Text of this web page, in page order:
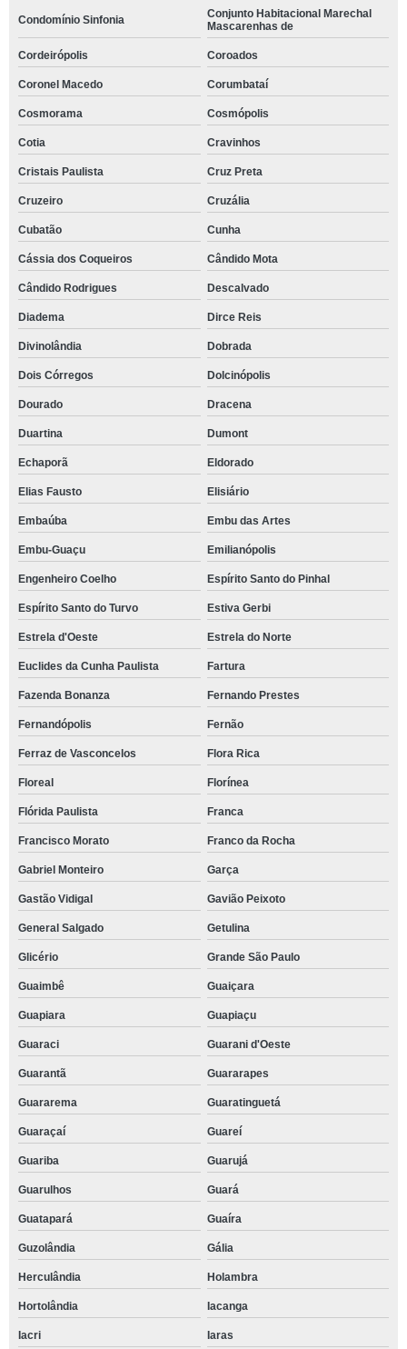
Condomínio Sinfonia
Conjunto Habitacional Marechal
Mascarenhas de
Cordeirópolis Coroados
Coronel Macedo Corumbataí
Cosmorama Cosmópolis
Cotia Cravinhos
Cristais Paulista Cruz Preta
Cruzeiro Cruzália
Cubatão Cunha
Cássia dos Coqueiros Cândido Mota
Cândido Rodrigues Descalvado
Diadema Dirce Reis
Divinolândia Dobrada
Dois Córregos Dolcinópolis
Dourado Dracena
Duartina Dumont
Echaporã Eldorado
Elias Fausto Elisiário
Embaúba Embu das Artes
Embu-Guaçu Emilianópolis
Engenheiro Coelho Espírito Santo do Pinhal
Espírito Santo do Turvo Estiva Gerbi
Estrela d'Oeste Estrela do Norte
Euclides da Cunha Paulista Fartura
Fazenda Bonanza Fernando Prestes
Fernandópolis Fernão
Ferraz de Vasconcelos Flora Rica
Floreal Florínea
Flórida Paulista Franca
Francisco Morato Franco da Rocha
Gabriel Monteiro Garça
Gastão Vidigal Gavião Peixoto
General Salgado Getulina
Glicério Grande São Paulo
Guaimbê Guaiçara
Guapiara Guapiaçu
Guaraci Guarani d'Oeste
Guarantã Guararapes
Guararema Guaratinguetá
Guaraçaí Guareí
Guariba Guarujá
Guarulhos Guará
Guatapará Guaíra
Guzolândia Gália
Herculândia Holambra
Hortolândia Iacanga
Iacri Iaras